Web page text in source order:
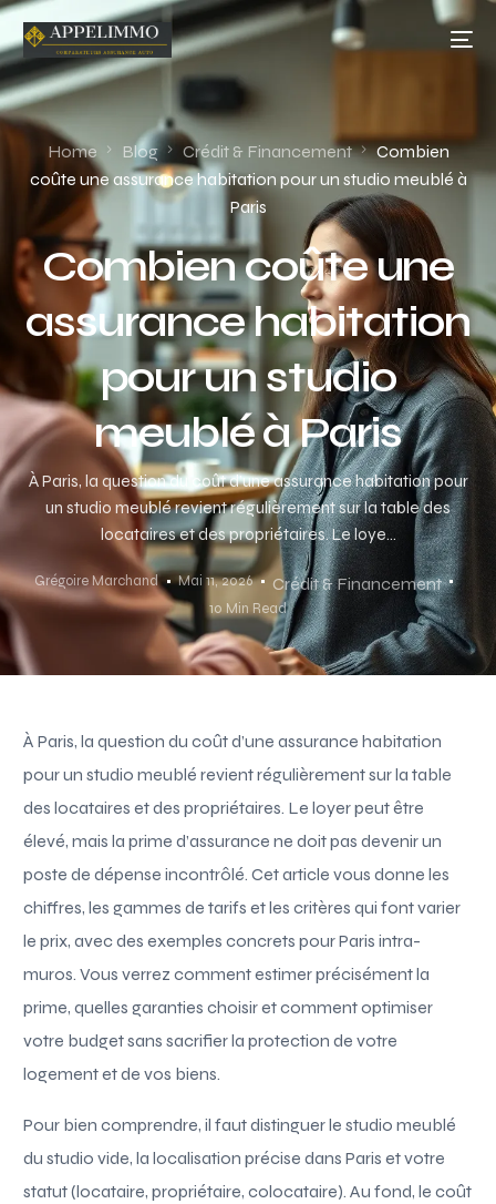
Home Blog Crédit & Financement
Combien
coûte une assurance habitation pour un studio meublé à
Paris
Combien coûte une
assurance habitation
pour un studio
meublé à Paris
À Paris, la question du coût d’une assurance habitation pour
un studio meublé revient régulièrement sur la table des
locataires et des propriétaires. Le loye...
Grégoire Marchand Mai 11, 2026 Crédit & Financement
10 Min Read
À Paris, la question du coût d’une assurance habitation
pour un studio meublé revient régulièrement sur la table
des locataires et des propriétaires. Le loyer peut être
élevé, mais la prime d’assurance ne doit pas devenir un
poste de dépense incontrôlé. Cet article vous donne les
chiffres, les gammes de tarifs et les critères qui font varier
le prix, avec des exemples concrets pour Paris intra-
muros. Vous verrez comment estimer précisément la
prime, quelles garanties choisir et comment optimiser
votre budget sans sacrifier la protection de votre
logement et de vos biens.
Pour bien comprendre, il faut distinguer le studio meublé
du studio vide, la localisation précise dans Paris et votre
statut (locataire, propriétaire, colocataire). Au fond, le coût